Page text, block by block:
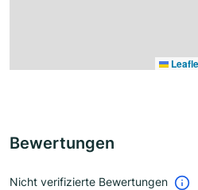
Bewertungen
Nicht verifizierte Bewertungen